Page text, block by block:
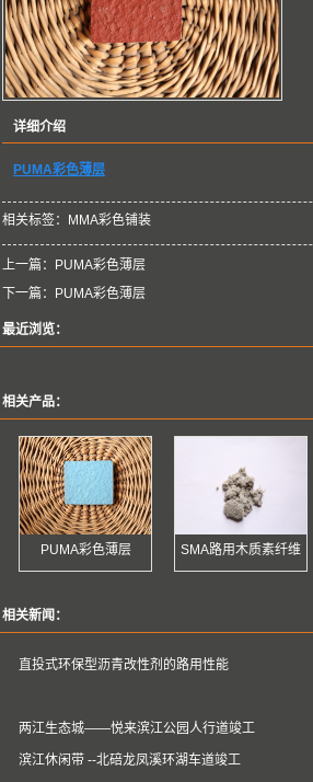
详细介绍
PUMA彩色薄层
相关标签： MMA彩色铺装
上一篇：
PUMA彩色薄层
下一篇：
PUMA彩色薄层
最近浏览：
相关产品：
PUMA彩色薄层 SMA路用木质素纤维
相关新闻：
直投式环保型沥青改性剂的路用性能
两江生态城——悦来滨江公园人行道竣工
滨江休闲带 --北碚龙凤溪环湖车道竣工